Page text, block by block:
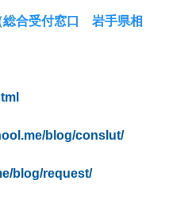
総合受付窓口 岩手県相
blog/conslut/
blog/request/